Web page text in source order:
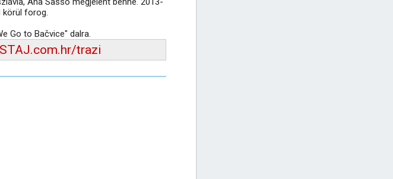
körül forog.
Go to Bačvice" dalra.
trazi